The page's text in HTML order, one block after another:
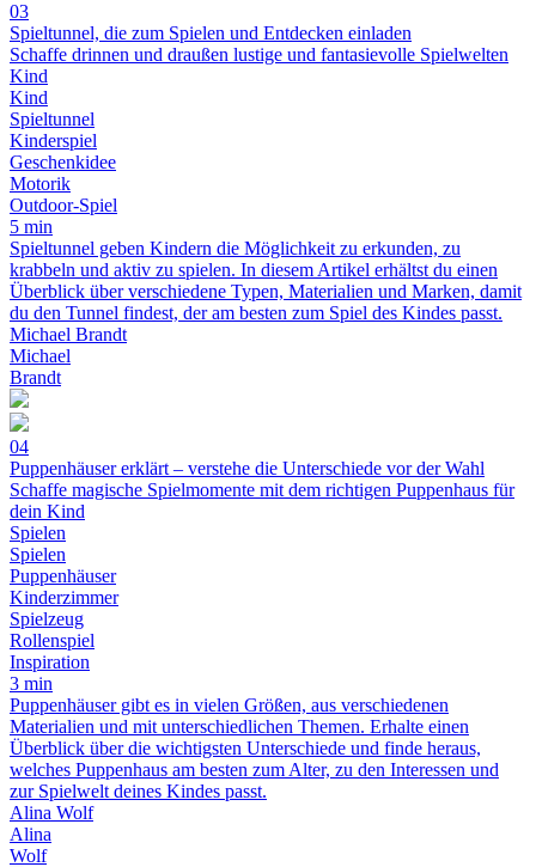
03
Spieltunnel, die zum Spielen und Entdecken einladen
Schaffe drinnen und draußen lustige und fantasievolle Spielwelten
Kind
Kind
Spiel­tunnel
Kinderspiel
Geschenkidee
Motorik
Outdoor-Spiel
5 min
Spieltunnel geben Kindern die Möglichkeit zu erkunden, zu
krabbeln und aktiv zu spielen. In diesem Artikel erhältst du einen
Überblick über verschiedene Typen, Materialien und Marken, damit
du den Tunnel findest, der am besten zum Spiel des Kindes passt.
Michael Brandt
Michael
Brandt
04
Puppenhäuser erklärt – verstehe die Unterschiede vor der Wahl
Schaffe magische Spielmomente mit dem richtigen Puppenhaus für
dein Kind
Spielen
Spielen
Puppenhäuser
Kinderzimmer
Spielzeug
Rollenspiel
Inspiration
3 min
Puppenhäuser gibt es in vielen Größen, aus verschiedenen
Materialien und mit unterschiedlichen Themen. Erhalte einen
Überblick über die wichtigsten Unterschiede und finde heraus,
welches Puppenhaus am besten zum Alter, zu den Interessen und
zur Spielwelt deines Kindes passt.
Alina Wolf
Alina
Wolf